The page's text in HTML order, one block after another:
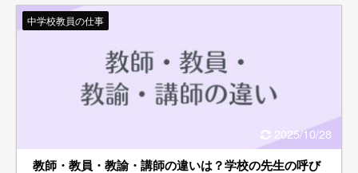
2025/10/28
中学校教員の仕事
教師・教員・教諭・講師の違いは？学校の先生の呼び